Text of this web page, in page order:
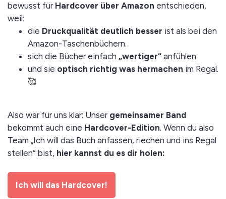
bewusst für Hardcover über Amazon entschieden,
weil:
die Druckqualität deutlich besser ist als bei den
Amazon-Taschenbüchern.
sich die Bücher einfach „wertiger“ anfühlen
und sie optisch richtig was hermachen im Regal.
🥰
Also war für uns klar: Unser gemeinsamer Band
bekommt auch eine Hardcover-Edition. Wenn du also
Team „Ich will das Buch anfassen, riechen und ins Regal
stellen“ bist, hier kannst du es dir holen:
Ich will das Hardcover!